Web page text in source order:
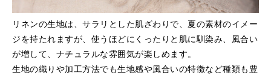
リネンの生地は、サラリとした肌ざわりで、夏の素材のイメー
ジを持たれますが、使うほどにくったりと肌に馴染み、風合い
が増して、ナチュラルな雰囲気が楽しめます。
生地の織りや加工方法でも生地感や風合いの特徴など種類も豊